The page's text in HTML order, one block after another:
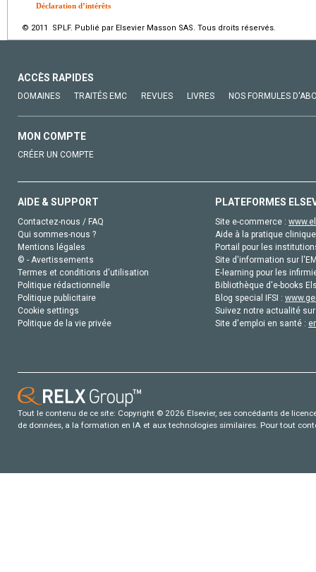
Déclaration d’intérêts
© 2011 SPLF. Publié par Elsevier Masson SAS. Tous droits réservés.
ACCÈS RAPIDES
DOMAINES TRAITÉS EMC REVUES LIVRES NOS FORMULES
MON COMPTE
CRÉER UN COMPTE
AIDE & SUPPORT
Contactez-nous / FAQ
Qui sommes-nous ?
Mentions légales
© - Avertissements
Termes et conditions d'utilisation
Politique rédactionnelle
Politique publicitaire
Cookie settings
Politique de la vie privée
PLATEFORMES
Site e-commerce :
Aide à la pratique
Portail pour les
Site d'information sur
E-learning pour les
Bibliothèque d'e-books
Blog special IFSI :
Suivez notre actualité
Site d'emploi en santé :
Tout le contenu de ce site: Copyright © 2026 Elsevier, ses concédants de
de données, a la formation en IA et aux technologies similaires. Pour tout